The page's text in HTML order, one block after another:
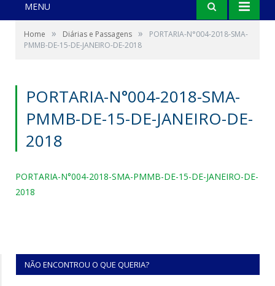
MENU
Home » Diárias e Passagens »
PORTARIA-N°004-2018-SMA-
PMMB-DE-15-DE-JANEIRO-DE-2018
PORTARIA-N°004-2018-SMA-
PMMB-DE-15-DE-JANEIRO-DE-
2018
PORTARIA-N°004-2018-SMA-PMMB-DE-15-DE-JANEIRO-DE-
2018
NÃO ENCONTROU O QUE QUERIA?